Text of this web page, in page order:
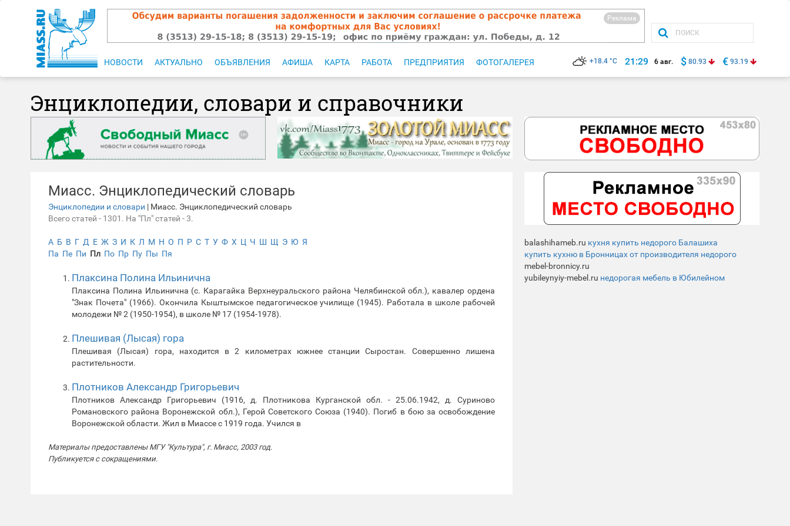
Реклама
НОВОСТИ АКТУАЛЬНО ОБЪЯВЛЕНИЯ АФИША КАРТА РАБОТА ПРЕДПРИЯТИЯ ФОТОГАЛЕРЕЯ +18.4 °C 21:29 6 авг. $ 80.93 € 93.19
Энциклопедии, словари и справочники
Миасс. Энциклопедический словарь
Энциклопедии и словари | Миасс. Энциклопедический словарь
Всего статей - 1301. На "Пл" статей - 3.
А Б В Г Д Е Ж З И К Л М Н О П Р С Т У Ф Х Ц Ч Ш Щ Э Ю Я
Па Пе Пи Пл По Пр Пу Пы Пя
Плаксина Полина Ильинична
Плаксина Полина Ильинична (с. Карагайка Верхнеуральского района Челябинской обл.), кавалер ордена
"Знак Почета" (1966). Окончила Кыштымское педагогическое училище (1945). Работала в школе рабочей
молодежи № 2 (1950-1954), в школе № 17 (1954-1978).
Плешивая (Лысая) гора
Плешивая (Лысая) гора, находится в 2 километрах южнее станции Сыростан. Совершенно лишена
растительности.
Плотников Александр Григорьевич
Плотников Александр Григорьевич (1916, д. Плотникова Курганской обл. - 25.06.1942, д. Суриново
Романовского района Воронежской обл.), Герой Советского Союза (1940). Погиб в бою за освобождение
Воронежской области. Жил в Миассе с 1919 года. Учился в
Материалы предоставлены МГУ "Культура", г. Миасс, 2003 год.
Публикуется с сокращениями.
balashihameb.ru кухня купить недорого Балашиха
купить кухню в Бронницах от производителя недорого
mebel-bronnicy.ru
yubileynyiy-mebel.ru недорогая мебель в Юбилейном